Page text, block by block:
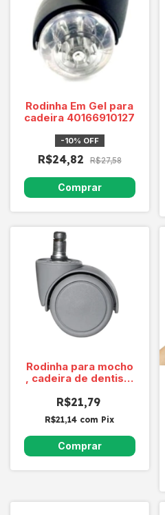
Rodinha Em Gel para
cadeira 40166910127
-10% OFF
R$24,82 R$27,58
Rodinha para mocho
, cadeira de dentista
R$21,79
R$21,14 com Pix